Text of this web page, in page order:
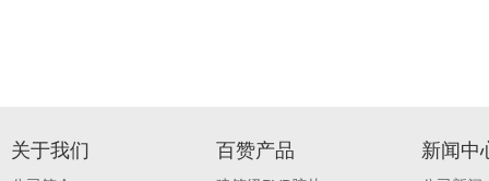
关于我们 百赞产品 新闻中